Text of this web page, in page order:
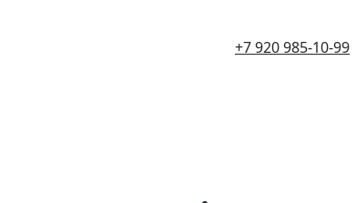
+7 920 985-10-99